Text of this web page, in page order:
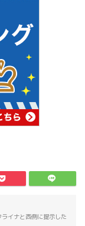
イナと西側に提示した